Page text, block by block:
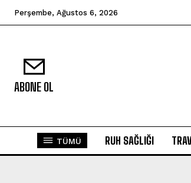
Perşembe, Ağustos 6, 2026
ABONE OL
TÜMÜ RUH SAĞLIĞI